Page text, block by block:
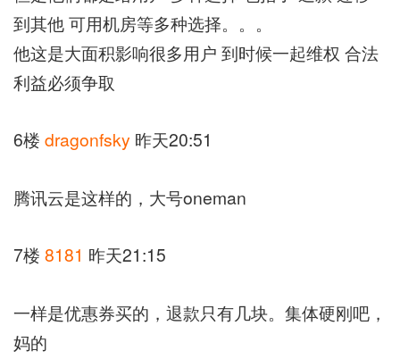
到其他 可用机房等多种选择。。。
他这是大面积影响很多用户 到时候一起维权 合法
利益必须争取
6楼 dragonfsky 昨天20:51
腾讯云是这样的，大号oneman
7楼 8181 昨天21:15
一样是优惠券买的，退款只有几块。集体硬刚吧，
妈的